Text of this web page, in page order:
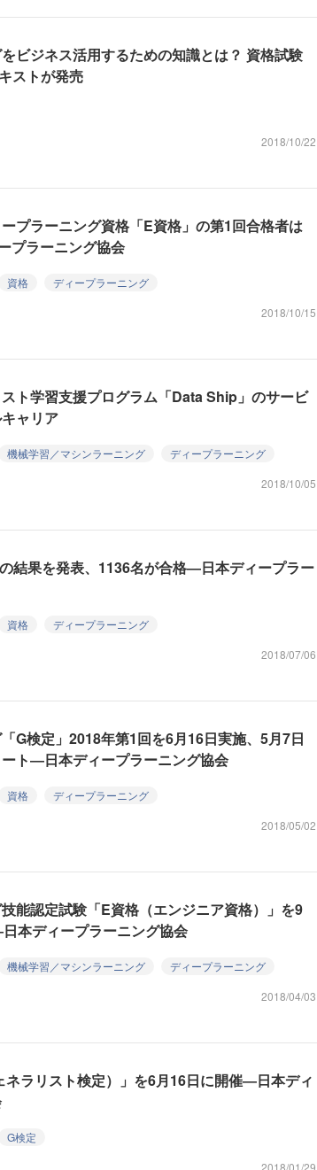
ビジネス活用するための知識とは？ 資格試験
ストが発売
2018/10/22
プラーニング資格「E資格」の第1回合格者は
ラーニング協会
資格
ディープラーニング
2018/10/15
ト学習支援プログラム「Data Ship」のサービ
ャリア
機械学習／マシンラーニング
ディープラーニング
2018/10/05
の結果を発表、1136名が合格―日本ディープラー
資格
ディープラーニング
2018/07/06
G検定」2018年第1回を6月16日実施、5月7日
ト―日本ディープラーニング協会
資格
ディープラーニング
2018/05/02
能認定試験「E資格（エンジニア資格）」を9
本ディープラーニング協会
機械学習／マシンラーニング
ディープラーニング
2018/04/03
ネラリスト検定）」を6月16日に開催―日本ディ
G検定
2018/01/29